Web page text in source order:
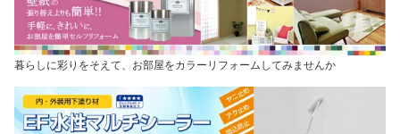
暮らしに彩りをそえて、お部屋をカラーリフォームしてみませんか